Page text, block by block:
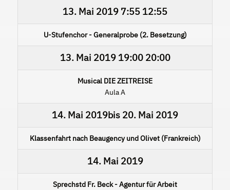
13. Mai 2019 7:55 12:55
U-Stufenchor - Generalprobe (2. Besetzung)
13. Mai 201919:00 20:00
Musical DIE ZEITREISE
Aula A
14. Mai 2019bis 20. Mai 2019
Klassenfahrt nach Beaugency und Olivet (Frankreich)
14. Mai 2019
Sprechstd Fr. Beck - Agentur für Arbeit